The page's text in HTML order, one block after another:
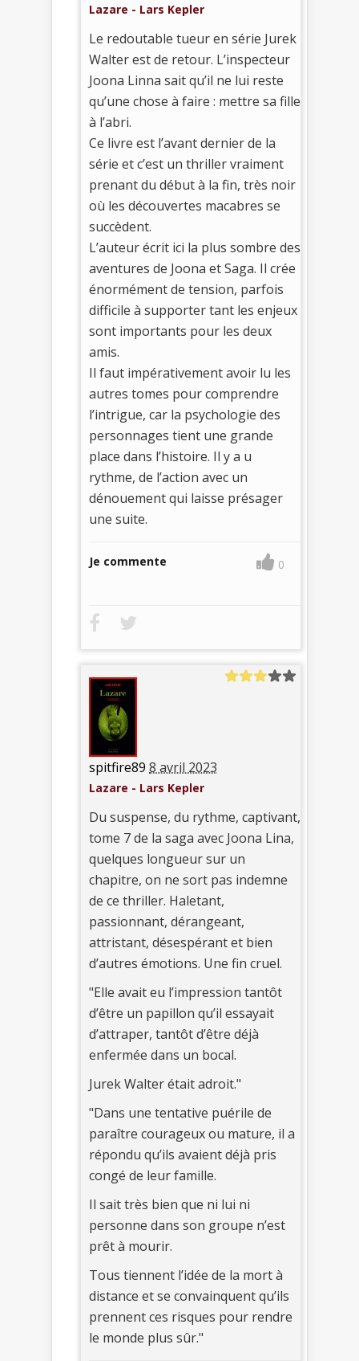
Lazare - Lars Kepler
Le redoutable tueur en série Jurek
Walter est de retour. L’inspecteur
Joona Linna sait qu’il ne lui reste
qu’une chose à faire : mettre sa fille
à l’abri.
Ce livre est l’avant dernier de la
série et c’est un thriller vraiment
prenant du début à la fin, très noir
où les découvertes macabres se
succèdent.
L’auteur écrit ici la plus sombre des
aventures de Joona et Saga. Il crée
énormément de tension, parfois
difficile à supporter tant les enjeux
sont importants pour les deux
amis.
Il faut impérativement avoir lu les
autres tomes pour comprendre
l’intrigue, car la psychologie des
personnages tient une grande
place dans l’histoire. Il y a u
rythme, de l’action avec un
dénouement qui laisse présager
une suite.
Je commente 0
spitfire89 8 avril 2023
Lazare - Lars Kepler
Du suspense, du rythme, captivant,
tome 7 de la saga avec Joona Lina,
quelques longueur sur un
chapitre, on ne sort pas indemne
de ce thriller. Haletant,
passionnant, dérangeant,
attristant, désespérant et bien
d’autres émotions. Une fin cruel.
"Elle avait eu l’impression tantôt
d’être un papillon qu’il essayait
d’attraper, tantôt d’être déjà
enfermée dans un bocal.
Jurek Walter était adroit."
"Dans une tentative puérile de
paraître courageux ou mature, il a
répondu qu’ils avaient déjà pris
congé de leur famille.
Il sait très bien que ni lui ni
personne dans son groupe n’est
prêt à mourir.
Tous tiennent l’idée de la mort à
distance et se convainquent qu’ils
prennent ces risques pour rendre
le monde plus sûr."